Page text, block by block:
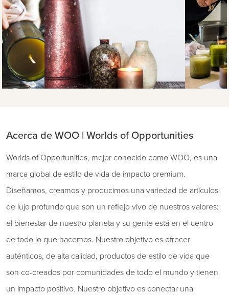
Acerca de WOO | Worlds of Opportunities
Worlds of Opportunities, mejor conocido como WOO, es una
marca global de estilo de vida de impacto premium.
Diseñamos, creamos y producimos una variedad de artículos
de lujo profundo que son un reflejo vivo de nuestros valores:
el bienestar de nuestro planeta y su gente está en el centro
de todo lo que hacemos. Nuestro objetivo es ofrecer
auténticos, de alta calidad, productos de estilo de vida que
son co-creados por comunidades de todo el mundo y tienen
un impacto positivo. Nuestro objetivo es conectar una